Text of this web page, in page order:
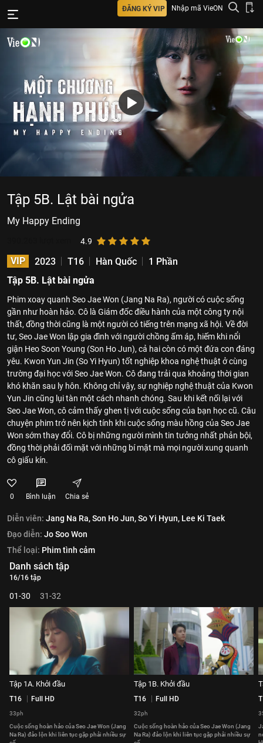
ĐĂNG KÝ VIP Nhập mã VieON
Tập 5B. Lật bài ngửa
My Happy Ending
4.9
VIP 2023 T16 Hàn Quốc
1 Phần
Tập 5B. Lật bài ngửa
Phim xoay quanh Seo Jae Won (Jang Na Ra), người có cuộc sống
gần như hoàn hảo. Cô là Giám đốc điều hành của một công ty nội
thất, đồng thời cũng là một người có tiếng trên mạng xã hội. Về đời
tư, Seo Jae Won lập gia đình với người chồng ấm áp, hiếm khi nổi
giận Heo Soon Young (Son Ho Jun), cả hai còn có một đứa con đáng
yêu. Kwon Yun Jin (So Yi Hyun) tốt nghiệp khoa nghệ thuật ở cùng
trường đại học với Seo Jae Won. Cô đang trải qua khoảng thời gian
khó khăn sau ly hôn. Không chỉ vậy, sự nghiệp nghệ thuật của Kwon
Yun Jin cũng lụi tàn một cách nhanh chóng. Sau khi kết nối lại với
Seo Jae Won, cô cảm thấy ghen tị với cuộc sống của bạn học cũ. Câu
chuyện phim trở nên kịch tính khi cuộc sống màu hồng của Seo Jae
Won sớm thay đổi. Cô bị những người mình tin tưởng nhất phản bội,
đồng thời phải đối mặt với những bí mật mà mọi người xung quanh
cô giấu kín.
0 Bình luận Chia sẻ
Diễn viên: Jang Na Ra,Son Ho Jun,So Yi Hyun, Lee Ki Taek
Đạo diễn: Jo Soo Won
Thể loại: Phim tình cảm
Danh sách tập
16/16 tập
01-30 31-32
Tập 1A. Khởi đầu
T16 Full HD
33ph
Cuộc sống hoàn hảo của Seo Jae Won (Jang
Na Ra) đảo lộn khi liên tục gặp phải nhiều sự
Tập 1B. Khởi đầu
T16 Full HD
32ph
Cuộc sống hoàn hảo của Seo Jae Won (Jang
Na Ra) đảo lộn khi liên tục gặp phải nhiều sự